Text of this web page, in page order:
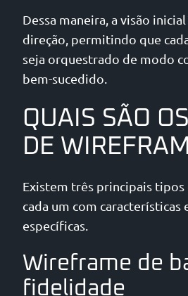
Dessa maneira, a visão
direção, permitindo que
seja orquestrado de modo
bem-sucedido.
QUAIS SÃO
DE
Existem três principais tipos
cada um com características
específicas.
Wireframe de
fidelidade